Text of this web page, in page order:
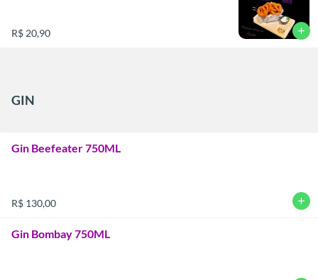
R$ 20,90 add
GIN
Gin Beefeater 750ML
R$ 130,00 add
Gin Bombay 750ML